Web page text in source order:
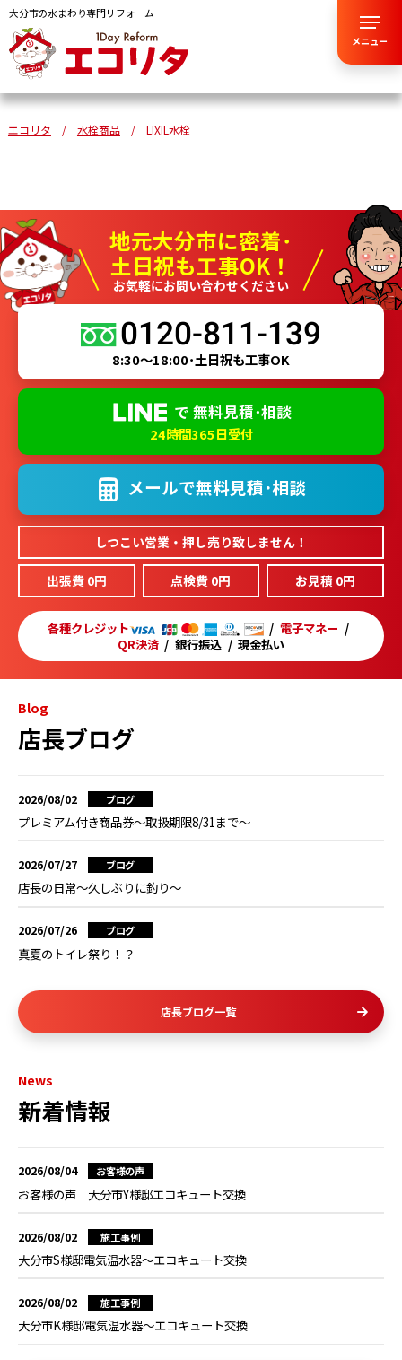
大分市の水まわり専門リフォーム
メニュー
エコリタ 水栓商品 LIXIL水栓
地元大分市に密着･
土日祝も工事OK！
お気軽にお問い合わせください
0120-811-139
8:30～18:00･土日祝も工事OK
で 無料見積･相談
24時間365日受付
メールで無料見積･相談
しつこい営業・押し売り致しません！
出張費 0円 点検費 0円 お見積 0円
各種クレジット
電子マネー
QR決済
銀行振込 現金払い
Blog
店長ブログ
2026/08/02 ブログ
プレミアム付き商品券～取扱期限8/31まで～
2026/07/27 ブログ
店長の日常～久しぶりに釣り～
2026/07/26 ブログ
真夏のトイレ祭り！？
店長ブログ一覧
News
新着情報
2026/08/04 お客様の声
お客様の声 大分市Y様邸エコキュート交換
2026/08/02 施工事例
大分市S様邸電気温水器～エコキュート交換
2026/08/02 施工事例
大分市K様邸電気温水器～エコキュート交換